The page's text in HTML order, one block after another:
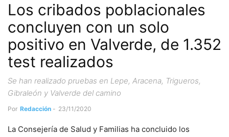
Los cribados poblacionales
concluyen con un solo
positivo en Valverde, de 1.352
test realizados
Se han realizado pruebas en Lepe, Aracena, Trigueros,
Gibraleón y Valverde del camino
Por Redacción - 23/11/2020
La Consejería de Salud y Familias ha concluido los